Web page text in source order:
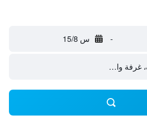
- س 15/8